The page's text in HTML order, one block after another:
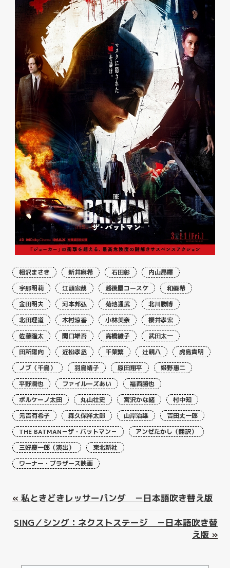
相沢まさき 新井麻希 石田彰
内山昂輝
宇那明莉
江頭宏哉 越後屋コースケ
和優希
金田明夫
河本邦弘 菊池通武
北川勝博
北田理道
木村涼香 小林美奈
櫻井孝宏
佐藤隆太
関口雄吾 高橋雛子
武田太一
田所陽向
近松孝丞 千葉繁 辻親八
虎島貴明
ノブ（千鳥）
羽鳥靖子 原田翔平
姫野惠二
平野潤也
ファイルーズあい
福西勝也
ボルケーノ太田
丸山壮史 宮沢かな緒
村中知
元吉有希子
森久保祥太郎 山岸治雄
吉田丈一郎
THE BATMAN－ザ・バットマン－
アンゼたかし（翻訳）
三好慶一郎（演出）
東北新社
ワーナー・ブラザース映画
« 私ときどきレッサーパンダ －日本語吹き替え版
SING／シング：ネクストステージ －日本語吹き替
え版 »